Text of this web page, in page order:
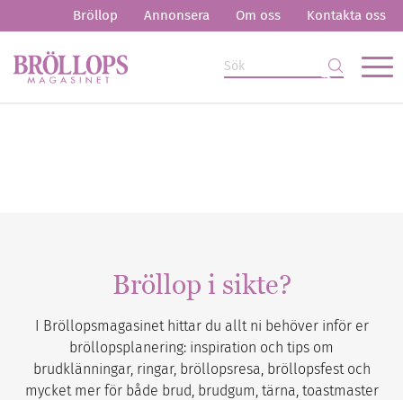
Bröllop Annonsera Om oss Kontakta oss
Bröllop i sikte?
I Bröllopsmagasinet hittar du allt ni behöver inför er
bröllopsplanering: inspiration och tips om
brudklänningar, ringar, bröllopsresa, bröllopsfest och
mycket mer för både brud, brudgum, tärna, toastmaster